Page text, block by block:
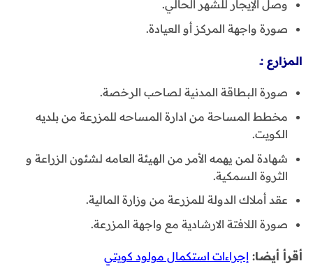
وصل الإيجار للشهر الحالي.
صورة واجهة المركز أو العيادة.
المزارع :ـ
صورة البطاقة المدنية لصاحب الرخصة.
مخطط المساحة من ادارة المساحه للمزرعة من بلديه
الكويت.
شهادة لمن يهمه الأمر من الهيئة العامه لشئون الزراعة و
الثروة السمكية.
عقد أملاك الدولة للمزرعة من وزارة المالية.
صورة اللافتة الارشادية مع واجهة المزرعة.
أقرأ أيضا: إجراءات استكمال مولود كويتي